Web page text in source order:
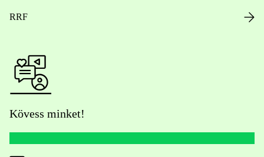
RRF
Kövess minket!